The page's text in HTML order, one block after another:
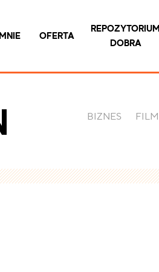
OFERTA
REPOZYTORIUM
DOBRA
BIZNES FILM